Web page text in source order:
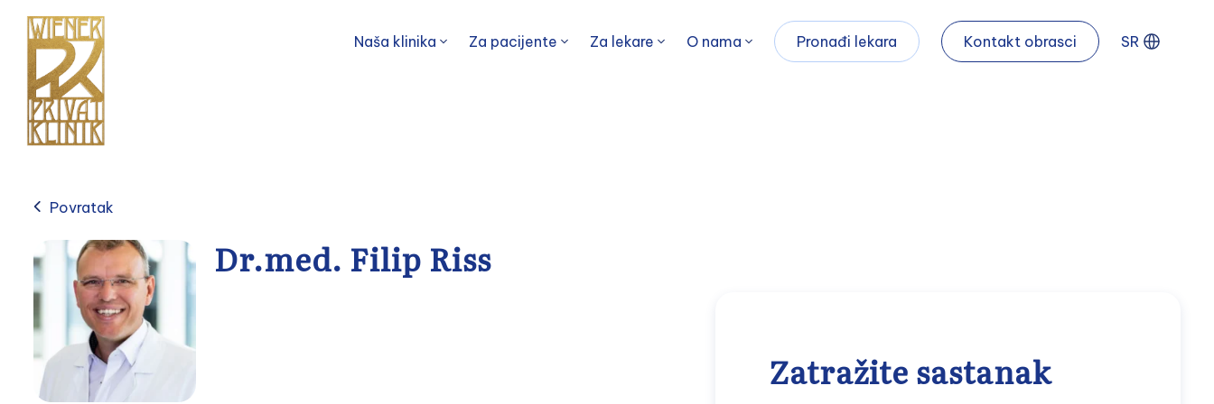
Naša klinika Za pacijente Za lekare O nama Pronađi lekara Kontakt obrasci SR
Povratak
Dr.med. Filip Riss
Zatražite sastanak